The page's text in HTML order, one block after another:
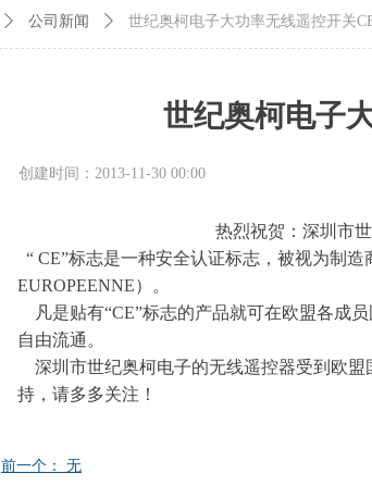
世纪奥柯电子
热烈祝贺：深圳市
“ CE”标志是一种安全认证标志，被视为制
EUROPEENNE）。
凡是贴有“CE”标志的产品就可在欧盟各成
自由流通。
深圳市世纪奥柯电子的无线遥控器受到欧盟
持，请多多关注！
创建时间： 2013-11-30 00:00
前一个： 无
ꄲ 公司新闻 ꄲ 世纪奥柯电子大功率无线遥控开关